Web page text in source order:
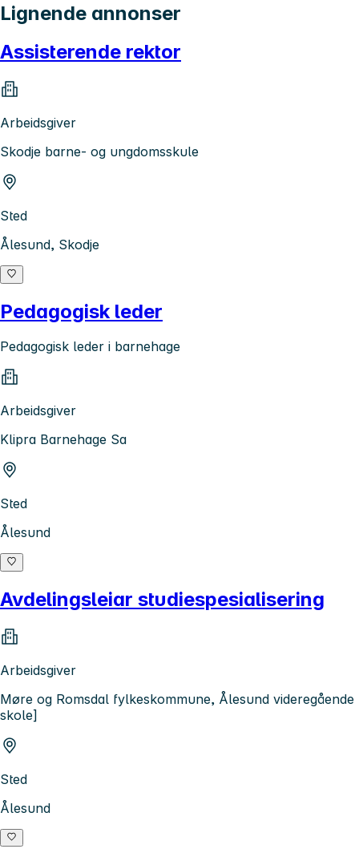
Lignende annonser
Assisterende rektor
Arbeidsgiver
Skodje barne- og ungdomsskule
Sted
Ålesund, Skodje
Pedagogisk leder
Pedagogisk leder i barnehage
Arbeidsgiver
Klipra Barnehage Sa
Sted
Ålesund
Avdelingsleiar studiespesialisering
Arbeidsgiver
Møre og Romsdal fylkeskommune, Ålesund videregående
skole]
Sted
Ålesund